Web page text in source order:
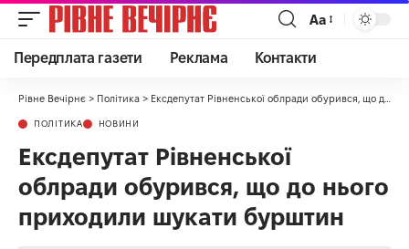
Аа
Передплата газети Реклама Контакти
Рівне Вечірнє > Політика > Ексдепутат Рівненської облради обурився, що до нього приходили шукати бурштин
ПОЛІТИКА НОВИНИ
Ексдепутат Рівненської
облради обурився, що до нього
приходили шукати бурштин